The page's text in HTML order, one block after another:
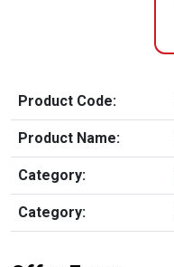
Product Code:
Product Name:
Category:
Category: